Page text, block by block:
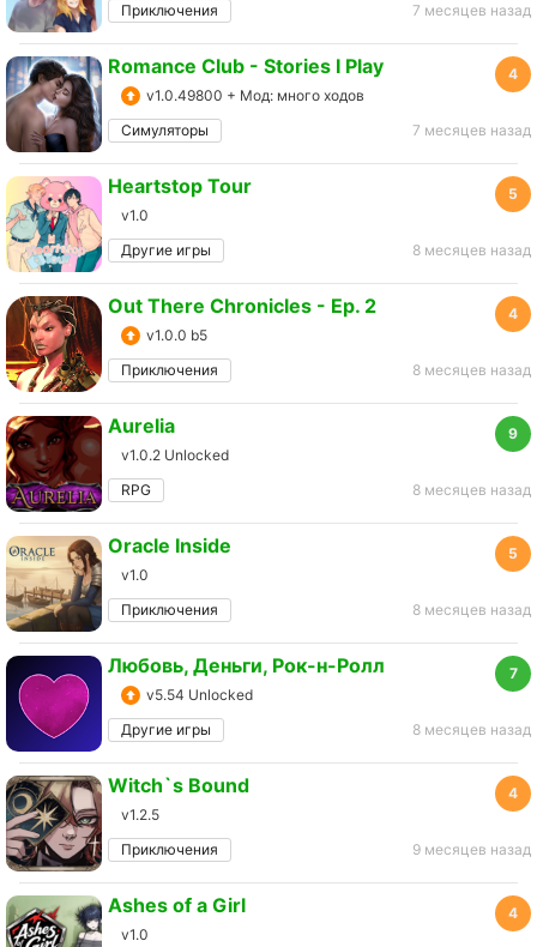
Приключения
7 месяцев назад
4
Romance Club - Stories I Play
v1.0.49800 + Мод: много ходов
Симуляторы
7 месяцев назад
5
Heartstop Tour
v1.0
Другие игры
8 месяцев назад
4
Out There Chronicles - Ep. 2
v1.0.0 b5
Приключения
8 месяцев назад
9
Aurelia
v1.0.2 Unlocked
RPG
8 месяцев назад
5
Oracle Inside
v1.0
Приключения
8 месяцев назад
7
Любовь, Деньги, Рок-н-Ролл
v5.54 Unlocked
Другие игры
8 месяцев назад
4
Witch`s Bound
v1.2.5
Приключения
9 месяцев назад
4
Ashes of a Girl
v1.0